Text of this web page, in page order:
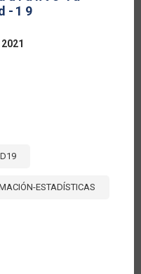
19
ESTADÍSTICAS